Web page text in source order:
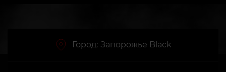
Город: Запорожье Black